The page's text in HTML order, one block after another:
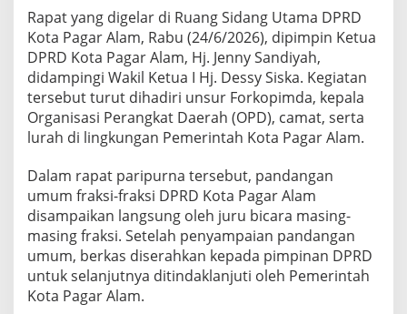
a
p
R
a
p
e
r
d
a
e
r
t
a
n
g
g
u
n
Rapat yang digelar di Ruang Sidang Utama DPRD
Kota Pagar Alam, Rabu (24/6/2026), dipimpin Ketua
DPRD Kota Pagar Alam, Hj. Jenny Sandiyah,
didampingi Wakil Ketua I Hj. Dessy Siska. Kegiatan
tersebut turut dihadiri unsur Forkopimda, kepala
Organisasi Perangkat Daerah (OPD), camat, serta
lurah di lingkungan Pemerintah Kota Pagar Alam.
Dalam rapat paripurna tersebut, pandangan
umum fraksi-fraksi DPRD Kota Pagar Alam
disampaikan langsung oleh juru bicara masing-
masing fraksi. Setelah penyampaian pandangan
umum, berkas diserahkan kepada pimpinan DPRD
untuk selanjutnya ditindaklanjuti oleh Pemerintah
Kota Pagar Alam.